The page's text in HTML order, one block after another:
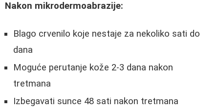
Nakon mikrodermoabrazije:
Blago crvenilo koje nestaje za nekoliko sati do
dana
Moguće perutanje kože 2-3 dana nakon
tretmana
Izbegavati sunce 48 sati nakon tretmana